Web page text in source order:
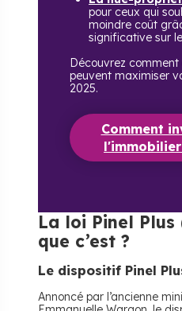
pour ceux qui
moindre coût
significative sur
Découvrez
peuvent maximiser
2025.
Comment
l'immobilier
La loi Pinel Plus
que c’est ?
Le dispositif Pinel
Annoncé par l’ancienne